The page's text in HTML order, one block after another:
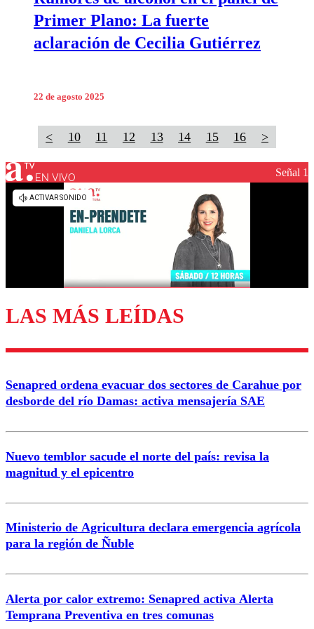
Primer Plano: La fuerte
aclaración de Cecilia Gutiérrez
22 de agosto 2025
< 10 11 12 13 14 15 16 >
EN VIVO Señal 1
LAS MÁS LEÍDAS
Senapred ordena evacuar dos sectores de Carahue por
desborde del río Damas: activa mensajería SAE
Nuevo temblor sacude el norte del país: revisa la
magnitud y el epicentro
Ministerio de Agricultura declara emergencia agrícola
para la región de Ñuble
Alerta por calor extremo: Senapred activa Alerta
Temprana Preventiva en tres comunas